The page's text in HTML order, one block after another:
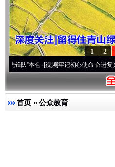
2
1
·[视频]牢记初心使命 奋进复兴征程丨宝
首页 » 公众教育